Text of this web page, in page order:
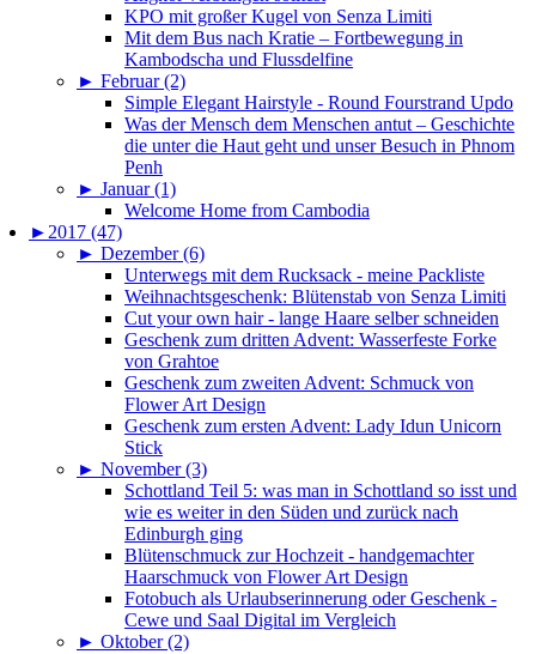
KPO mit großer Kugel von Senza Limiti
Mit dem Bus nach Kratie – Fortbewegung in
Kambodscha und Flussdelfine
► Februar (2)
Simple Elegant Hairstyle - Round Fourstrand Updo
Was der Mensch dem Menschen antut – Geschichte
die unter die Haut geht und unser Besuch in Phnom
Penh
► Januar (1)
Welcome Home from Cambodia
► 2017 (47)
► Dezember (6)
Unterwegs mit dem Rucksack - meine Packliste
Weihnachtsgeschenk: Blütenstab von Senza Limiti
Cut your own hair - lange Haare selber schneiden
Geschenk zum dritten Advent: Wasserfeste Forke
von Grahtoe
Geschenk zum zweiten Advent: Schmuck von
Flower Art Design
Geschenk zum ersten Advent: Lady Idun Unicorn
Stick
► November (3)
Schottland Teil 5: was man in Schottland so isst und
wie es weiter in den Süden und zurück nach
Edinburgh ging
Blütenschmuck zur Hochzeit - handgemachter
Haarschmuck von Flower Art Design
Fotobuch als Urlaubserinnerung oder Geschenk -
Cewe und Saal Digital im Vergleich
► Oktober (2)